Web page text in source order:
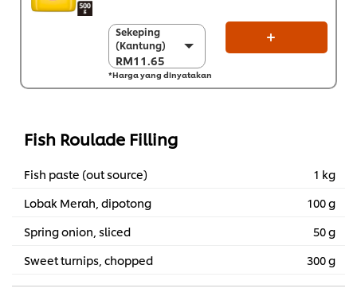
Sekeping
(Kantung)
RM11.65
Sekeping
(Kantung)
RM11.65
Sekarton (12 x 500
*Harga yang dinyatakan
Fish Roulade Filling
Fish paste (out source)
1 kg
Lobak Merah, dipotong
100 g
Spring onion, sliced
50 g
Sweet turnips, chopped
300 g